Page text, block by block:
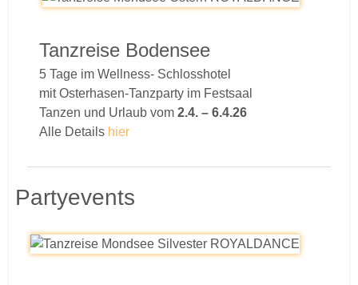
Tanzreise Bodensee
5 Tage im Wellness- Schlosshotel
mit Osterhasen-Tanzparty im Festsaal
Tanzen und Urlaub vom 2.4. – 6.4.26
Alle Details hier
Partyevents